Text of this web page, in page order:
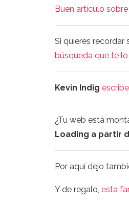
Buen artículo
Si quieres recordar
búsqueda que te lo
Kevin Indig
¿Tu web está
Loading a partir
Por aquí dejo
Y de regalo, esta